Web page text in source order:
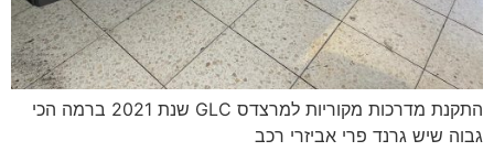
התקנת מדרכות מקוריות למרצדס GLC שנת 2021 ברמה הכי
גבוה שיש גרנד פרי אביזרי רכב